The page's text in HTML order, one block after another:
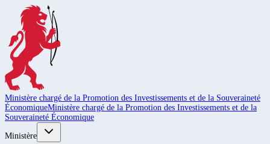
Ministère chargé de la Promotion des Investissements et de la Souveraineté
ÉconomiqueMinistère chargé de la Promotion des Investissements et de la
Souveraineté Économique
Ministère